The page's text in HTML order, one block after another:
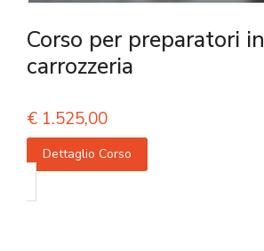
Corso per preparatori in
carrozzeria
€ 1.525,00
Dettaglio Corso